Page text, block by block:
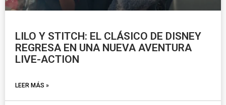
LILO Y STITCH: EL CLÁSICO DE DISNEY
REGRESA EN UNA NUEVA AVENTURA
LIVE-ACTION
LEER MÁS »